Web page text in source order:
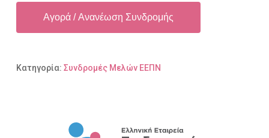
Αγορά / Ανανέωση Συνδρομής
Κατηγορία: Συνδρομές Μελών ΕΕΠΝ